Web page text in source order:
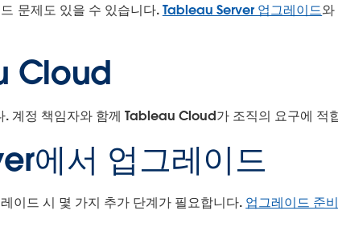
문제도 있을 수 있습니다.Tableau Server 업그레이드와
Cloud
정 책임자와 함께 Tableau Cloud가 조직의 요구에 적
에서 업그레이드
이드 시 몇 가지 추가 단계가 필요합니다. 업그레이드 준